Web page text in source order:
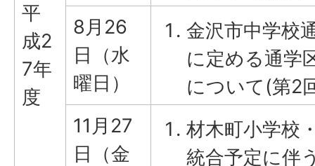
平
成2
7年
度
8月26
日（水
曜日）
金沢市中学校
に定める通学
について(第2
11月27
日（金
材木町小学校
統合予定に伴